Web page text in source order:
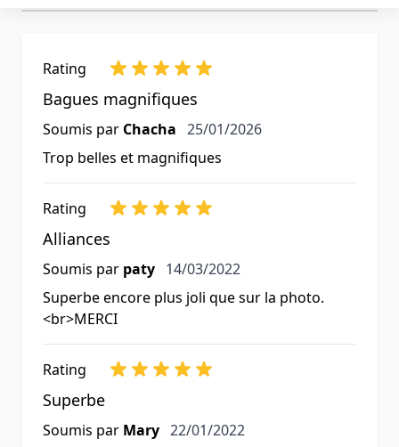
Rating
Bagues magnifiques
Soumis par Chacha 25 janvier 2026
25/01/2026
Trop belles et magnifiques
Rating
Alliances
Soumis par paty 14 mars 2022
14/03/2022
Superbe encore plus joli que sur la photo.
<br>MERCI
Rating
Superbe
Soumis par Mary 22 janvier 2022
22/01/2022